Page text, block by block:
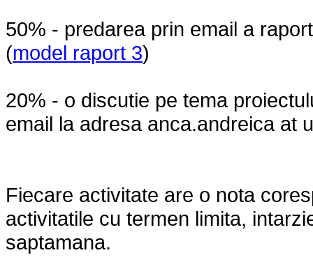
50% - predarea prin email a
(model raport 3)
20% - o discutie pe tema
email la adresa anca.andreica at
Fiecare activitate are o nota
activitatile cu termen limita,
saptamana.